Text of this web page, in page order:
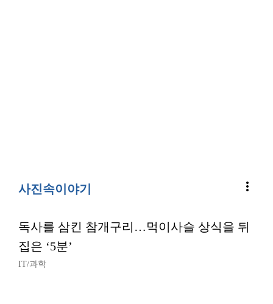
사진속이야기 more_vert
독사를 삼킨 참개구리…먹이사슬 상식을 뒤
집은 ‘5분’
IT/과학